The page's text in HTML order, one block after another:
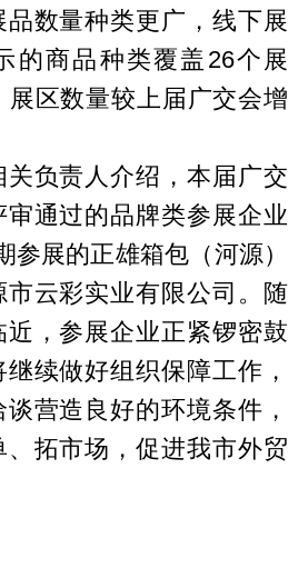
品数量种类更广，线下展
的商品种类覆盖26个展
展区数量较上届广交会增
负责人介绍，本届广交
通过的品牌类参展企业
参展的正雄箱包（河源）
云彩实业有限公司。随
，参展企业正紧锣密鼓
续做好组织保障工作，
营造良好的环境条件，
、拓市场，促进我市外贸